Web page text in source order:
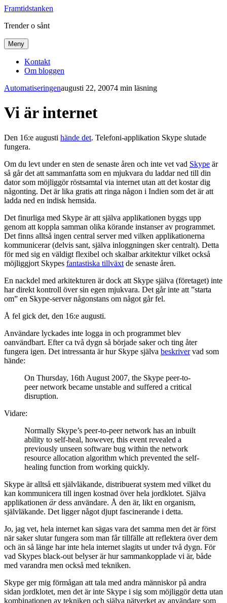
Framtidstanken
Trender o sånt
Meny
Kontakt
Om bloggen
Automatiseringenaugusti 22, 20074 min läsning
Vi är internet
Den 16:e augusti hände det. Telefoni-applikation Skype slutade
fungera.
Om du levt under en sten de senaste åren och inte vet vad Skype är
så går det att sammanfatta som en mjukvara du laddar ned till din
dator som möjliggör röstsamtal via internet utan att det kostar dig
någonting. Det är lika gratis att ringa någon i Indien som det är att
ladda ned en indisk hemsida.
Det finurliga med Skype är att själva applikationen byggs upp
genom att koppla samman olika körande instanser av programmet.
Det finns alltså ingen central server med vilken applikationerna
kommunicerar (delvis sant, själva inloggningen sker centralt). Detta
för med sig en väldigt flexibel och skalbar arkitektur vilket också
möjliggjort Skypes fantastiska tillväxt de senaste åren.
En nackdel med arkitekturen är dock att Skype själva (företaget) inte
har direkt kontroll över sin egen mjukvara. Det går inte att ”starta
om” en Skype-server någonstans om något går fel.
Å fel gick det, den 16:e augusti.
Användare lyckades inte logga in och programmet blev
oanvändbart. Efter ca två dygn så började saker och ting åter
fungera igen. Det intressanta är hur Skype själva beskrivervad som
hände:
On Thursday, 16th August 2007, the Skype peer-to-
peer network became unstable and suffered a critical
disruption.
Vidare:
Normally Skype’s peer-to-peer network has an inbuilt
ability to self-heal, however, this event revealed a
previously unseen software bug within the network
resource allocation algorithm which prevented the self-
healing function from working quickly.
Skype är alltså ett självläkande, distribuerat system med vilket du
kan kommunicera till ingen kostnad över hela jordklotet. Själva
applikationen ärdess användare. Å den är, likt en organism,
självläkande. Det ligger något djupt fascinerande i detta.
Jo, jag vet, hela internet kan sägas vara det samma men det är först
när saker slutar fungera som man får tillfälle att reflektera över dem
och än så länge har inte hela internet slagits ut under två dygn. För
vad Skypes black-out belyser är hur sammankopplade vi är, både
med varandra men också med tekniken.
Skype ger mig förmågan att tala med andra människor på andra
sidan jordklotet, men det är inte Skype i sig som möjliggör detta utan
kombinationen av tekniken och själva nätverket av användare som